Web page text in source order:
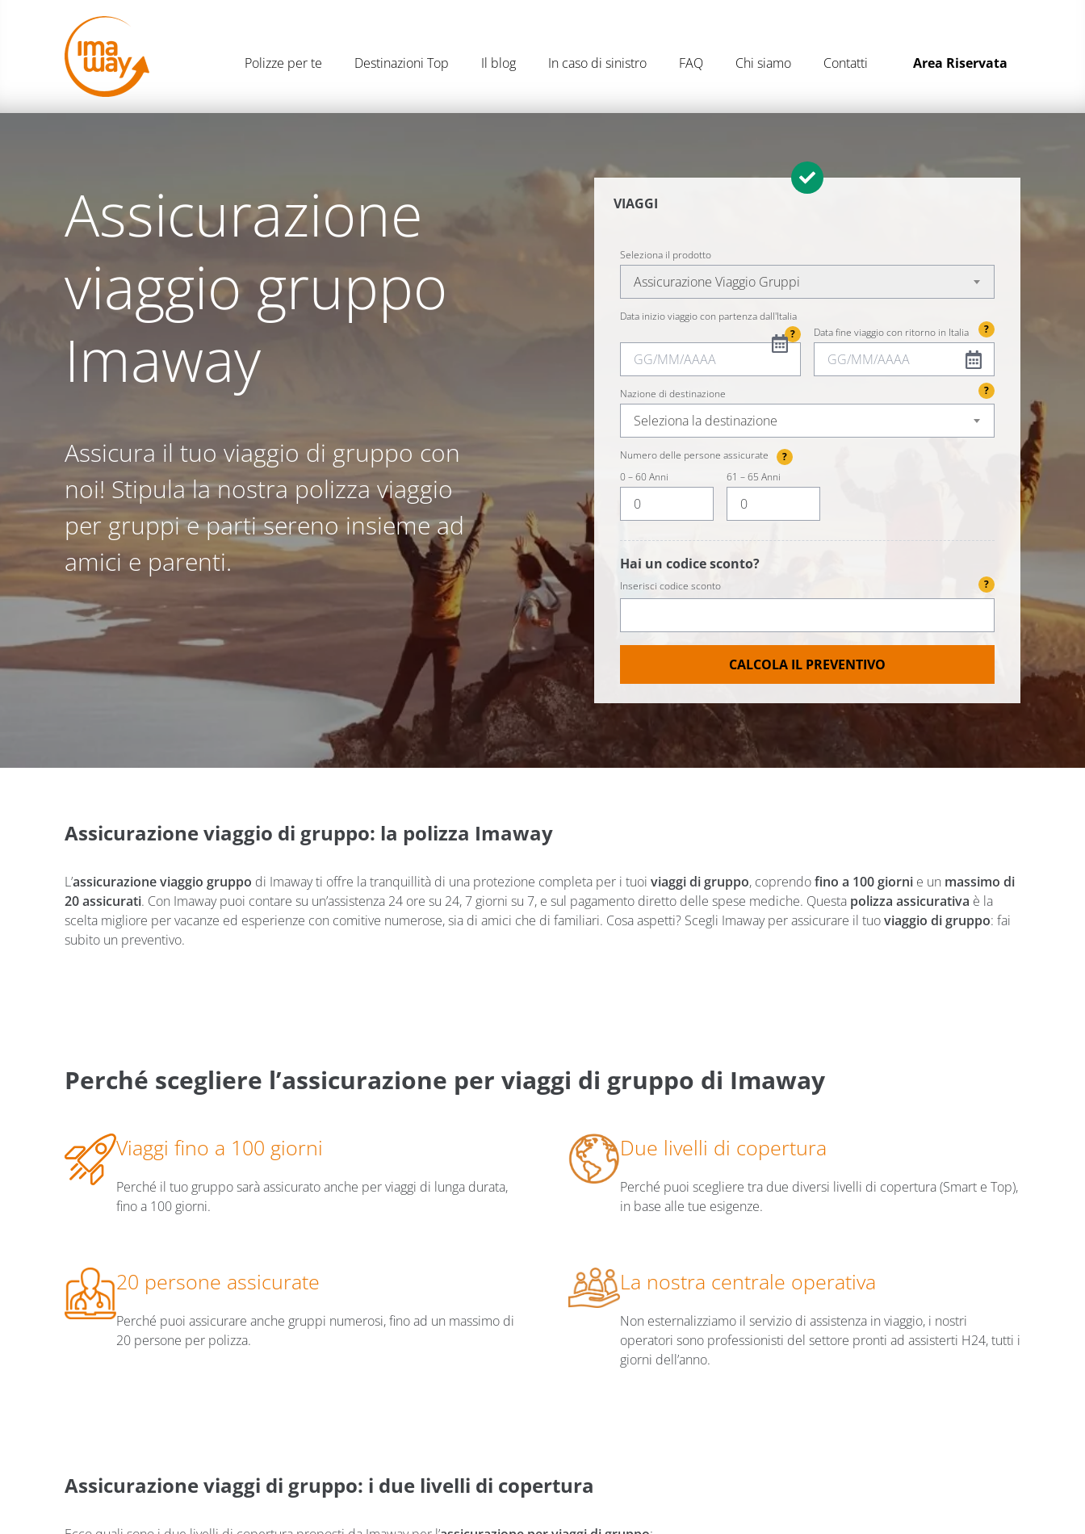
Polizze per te Destinazioni Top Il blog In caso di sinistro FAQ Chi siamo Contatti Area Riservata
Assicurazione
viaggio gruppo
Imaway
Assicura il tuo viaggio di gruppo con
noi! Stipula la nostra polizza viaggio
per gruppi e parti sereno insieme ad
amici e parenti.
VIAGGI
Seleziona il prodotto
Assicurazione Viaggio Gruppi
Data inizio viaggio con partenza dall'Italia
?
Data fine viaggio con ritorno in Italia ?
?
Nazione di destinazione
Seleziona la destinazione
Numero delle persone assicurate
?
0 – 60 Anni
61 – 65 Anni
Hai un codice sconto?
Inserisci codice sconto ?
CALCOLA IL PREVENTIVO
Assicurazione viaggio di gruppo: la polizza Imaway
L’assicurazione viaggio gruppo di Imaway ti offre la tranquillità di una protezione completa per i tuoi viaggi di gruppo, coprendofino a 100 giorni e un massimo di
20 assicurati. Con Imaway puoi contare su un’assistenza 24 ore su 24, 7 giorni su 7, e sul pagamento diretto delle spese mediche. Questa polizza assicurativa è la
scelta migliore per vacanze ed esperienze con comitive numerose, sia di amici che di familiari. Cosa aspetti? Scegli Imaway per assicurare il tuoviaggio di gruppo: fai
subito un preventivo.
Perché scegliere l’assicurazione per viaggi di gruppo di Imaway
Viaggi fino a 100 giorni
Perché il tuo gruppo sarà assicurato anche per viaggi di lunga durata,
fino a 100 giorni.
Due livelli di copertura
Perché puoi scegliere tra due diversi livelli di copertura (Smart e Top),
in base alle tue esigenze.
20 persone assicurate
Perché puoi assicurare anche gruppi numerosi, fino ad un massimo di
20 persone per polizza.
La nostra centrale operativa
Non esternalizziamo il servizio di assistenza in viaggio, i nostri
operatori sono professionisti del settore pronti ad assisterti H24, tutti i
giorni dell’anno.
Assicurazione viaggi di gruppo: i due livelli di copertura